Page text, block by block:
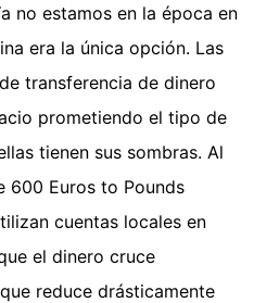
no estamos en la época en
era la única opción. Las
transferencia de dinero
prometiendo el tipo de
tienen sus sombras. Al
600 Euros to Pounds
cuentas locales en
el dinero cruce
reduce drásticamente